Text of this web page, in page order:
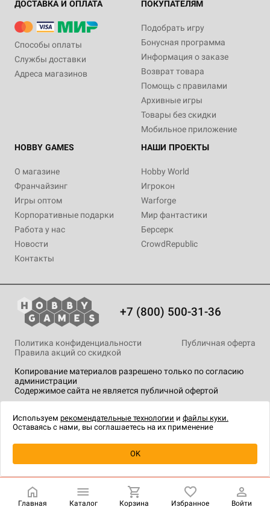
Уведомить о наличии
ДОСТАВКА И ОПЛАТА
Способы оплаты
Службы доставки
Адреса магазинов
ПОКУПАТЕЛЯМ
Подобрать игру
Бонусная программа
Информация о заказе
Возврат товара
Помощь с правилами
Архивные игры
Товары без скидки
Мобильное приложение
HOBBY GAMES
О магазине
Франчайзинг
Игры оптом
Корпоративные подарки
Работа у нас
Новости
Контакты
НАШИ ПРОЕКТЫ
Hobby World
Игрокон
Warforge
Мир фантастики
Берсерк
CrowdRepublic
+7 (800) 500-31-36
Копирование материалов разрешено только по согласию
администрации
Содержимое сайта не является публичной офертой
Политика конфиденциальности
Публичная оферта
Правила акций со скидкой
технологии.
Главная Каталог Корзина Избранное Войти
Используем рекомендательные технологии и файлы куки.
Оставаясь с нами, вы соглашаетесь на их применение
OK